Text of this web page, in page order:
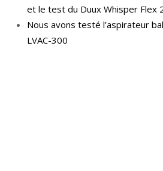
et le test du Duux Whisper Flex
Nous avons testé l’aspirateur
LVAC-300